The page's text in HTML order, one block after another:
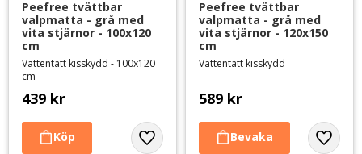
Peefree tvättbar
valpmatta - grå med
vita stjärnor - 100x120
cm
​Vattentätt kisskydd - 100x120
cm
439 kr
Lägg till i favoriter
Peefree tvättbar
valpmatta - grå med
vita stjärnor - 120x150
cm
Vattentätt kisskydd
589 kr
Lägg